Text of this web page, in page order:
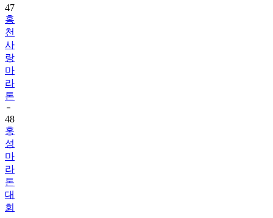
47
홍
천
사
랑
마
라
톤
48
홍
성
마
라
톤
대
회